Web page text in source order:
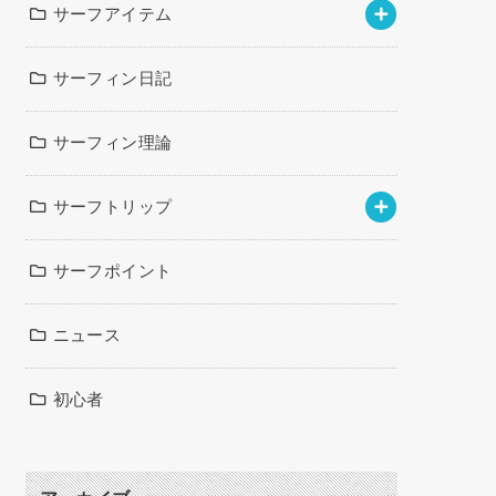
サーフアイテム
サーフィン日記
サーフィン理論
サーフトリップ
サーフポイント
ニュース
初心者